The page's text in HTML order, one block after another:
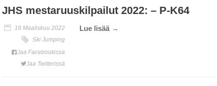
JHS mestaruuskilpailut 2022: – P-K64
19 Maaliskuu 2022
Ski Jumping
Jaa Facebookissa
Jaa Twitterissä
Lue lisää